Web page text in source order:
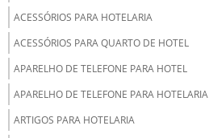
ACESSÓRIOS PARA HOTELARIA
ACESSÓRIOS PARA QUARTO DE HOTEL
APARELHO DE TELEFONE PARA HOTEL
APARELHO DE TELEFONE PARA HOTELARIA
ARTIGOS PARA HOTELARIA